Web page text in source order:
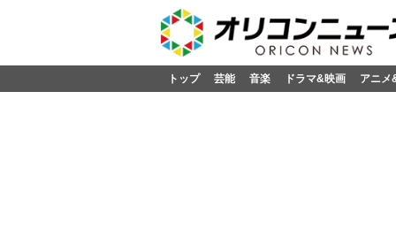
トップ 芸能 音楽 ドラマ&映画 アニメ